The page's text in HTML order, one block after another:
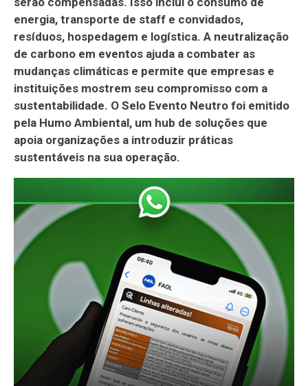
energia, transporte de staff e convidados,
resíduos, hospedagem e logística. A neutralização
de carbono em eventos ajuda a combater as
mudanças climáticas e permite que empresas e
instituições mostrem seu compromisso com a
sustentabilidade. O Selo Evento Neutro foi emitido
pela Humo Ambiental, um hub de soluções que
apoia organizações a introduzir práticas
sustentáveis na sua operação.